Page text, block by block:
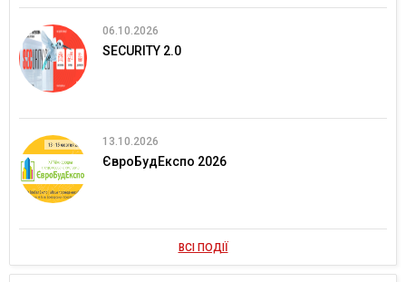
06.10.2026
SECURITY 2.0
13.10.2026
ЄвроБудЕкспо 2026
ВСІ ПОДІЇ